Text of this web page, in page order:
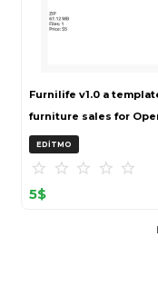
Furnilife v1.0 a template for
furniture sales for
3 (ZIP)
EDITMO
5$